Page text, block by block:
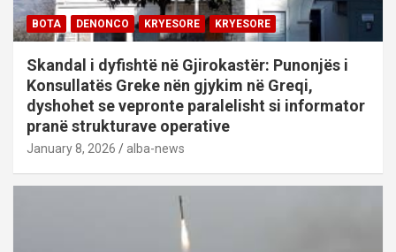
BOTA DENONCO KRYESORE KRYESORE
Skandal i dyfishtë në Gjirokastër: Punonjës i
Konsullatës Greke nën gjykim në Greqi,
dyshohet se vepronte paralelisht si informator
pranë strukturave operative
January 8, 2026 alba-news